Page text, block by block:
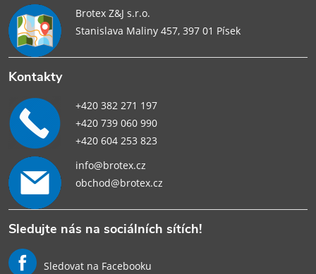
Brotex Z&J s.r.o.
Stanislava Maliny 457, 397 01 Písek
Kontakty
+420 382 271 197
+420 739 060 990
+420 604 253 823
info@brotex.cz
obchod@brotex.cz
Sledujte nás na sociálních sítích!
Sledovat na Facebooku